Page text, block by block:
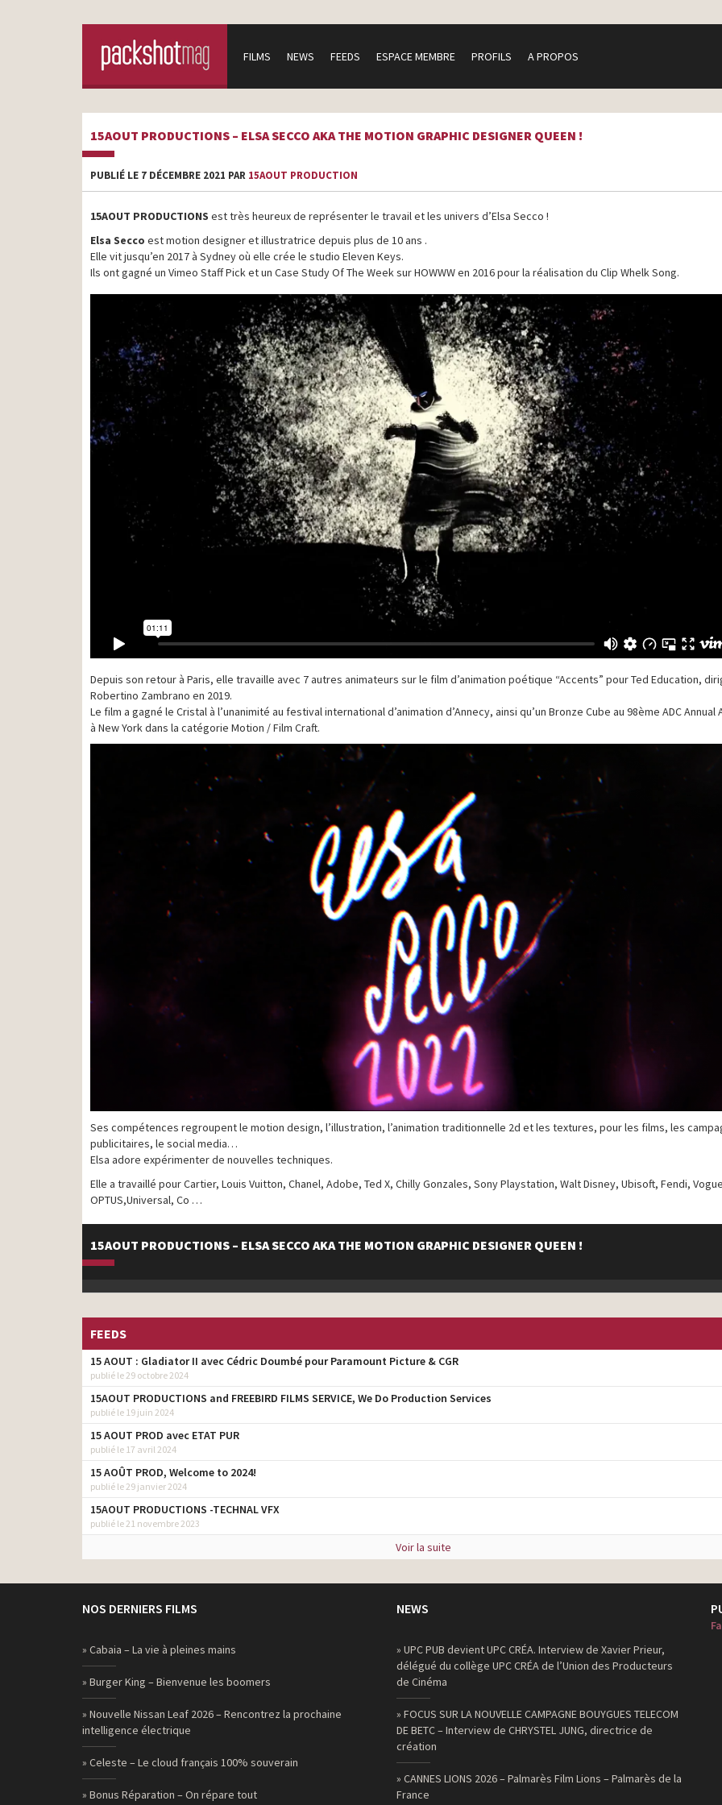
FILMS NEWS FEEDS ESPACE MEMBRE PROFILS A PROPOS
15AOUT PRODUCTIONS – ELSA SECCO AKA THE MOTION GRAPHIC DESIGNER QUEEN !
PUBLIÉ LE 7 DÉCEMBRE 2021 PAR 15AOUT PRODUCTION
15AOUT PRODUCTIONS est très heureux de représenter le travail et les univers d’Elsa Secco !
Elsa Secco est motion designer et illustratrice depuis plus de 10 ans .
Elle vit jusqu’en 2017 à Sydney où elle crée le studio Eleven Keys.
Ils ont gagné un Vimeo Staff Pick et un Case Study Of The Week sur HOWWW en 2016 pour la réalisation du Clip Whelk Song.
Depuis son retour à Paris, elle travaille avec 7 autres animateurs sur le film d’animation poétique “Accents” pour Ted Education,
Robertino Zambrano en 2019.
Le film a gagné le Cristal à l’unanimité au festival international d’animation d’Annecy, ainsi qu’un Bronze Cube au 98ème ADC Annual
à New York dans la catégorie Motion / Film Craft.
Ses compétences regroupent le motion design, l’illustration, l’animation traditionnelle 2d et les textures, pour les films, les
publicitaires, le social media…
Elsa adore expérimenter de nouvelles techniques.
Elle a travaillé pour Cartier, Louis Vuitton, Chanel, Adobe, Ted X, Chilly Gonzales, Sony Playstation, Walt Disney, Ubisoft, Fendi,
OPTUS,Universal, Co …
15AOUT PRODUCTIONS – ELSA SECCO AKA THE MOTION GRAPHIC DESIGNER QUEEN !
FEEDS
15 AOUT : Gladiator II avec Cédric Doumbé pour Paramount Picture & CGR
publié le 29 octobre 2024
15AOUT PRODUCTIONS and FREEBIRD FILMS SERVICE, We Do Production Services
publié le 19 juin 2024
15 AOUT PROD avec ETAT PUR
publié le 17 avril 2024
15 AOÛT PROD, Welcome to 2024!
publié le 29 janvier 2024
15AOUT PRODUCTIONS -TECHNAL VFX
publié le 21 novembre 2023
Voir la suite
NOS DERNIERS FILMS
» Cabaia – La vie à pleines mains
» Burger King – Bienvenue les boomers
» Nouvelle Nissan Leaf 2026 – Rencontrez la prochaine
intelligence électrique
» Celeste – Le cloud français 100% souverain
» Bonus Réparation – On répare tout
NEWS
» UPC PUB devient UPC CRÉA. Interview de Xavier Prieur,
délégué du collège UPC CRÉA de l’Union des Producteurs
de Cinéma
» FOCUS SUR LA NOUVELLE CAMPAGNE BOUYGUES TELECOM
DE BETC – Interview de CHRYSTEL JUNG, directrice de
création
» CANNES LIONS 2026 – Palmarès Film Lions – Palmarès de la
France